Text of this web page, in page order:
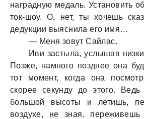
наградную медаль. Установить
ток-шоу. О, нет, ты хочешь
дедукции выяснила его имя…
— Меня зовут Сайлас.
Иви застыла, услышав
Позже, намного позднее она
тот момент, когда она
скорее секунду до этого.
большой высоты и летишь,
воздухе, не зная, переживешь